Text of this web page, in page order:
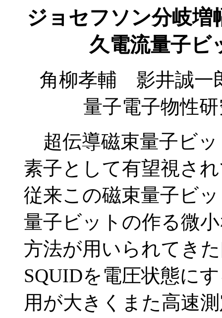
ジョセフソン分岐増
久電流量子ビ
角柳孝輔 影井誠
量子電子物性
超伝導磁束量子ビ
素子として有望視さ
従来この磁束量子ビ
量子ビットの作る微
方法が用いられてき
SQUIDを電圧状態に
用が大きくまた高速